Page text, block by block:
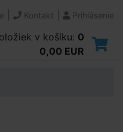
Kontakt Prihlásenie
v košíku: 0
0,00 EUR